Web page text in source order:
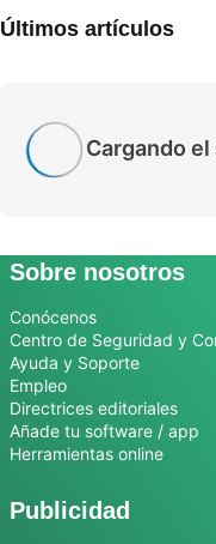
Últimos artículos
Cargando
Sobre nosotros
Conócenos
Centro de Seguridad y
Ayuda y Soporte
Empleo
Directrices editoriales
Añade tu software / app
Herramientas online
Publicidad